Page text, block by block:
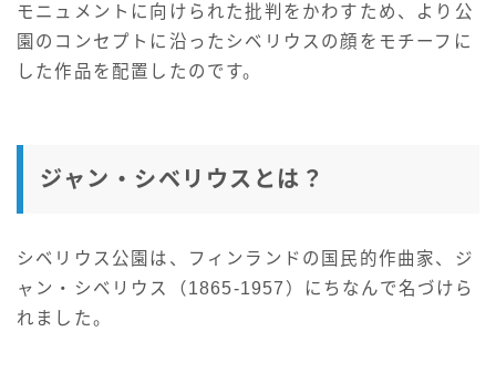
モニュメントに向けられた批判をかわすため、より公
園のコンセプトに沿ったシベリウスの顔をモチーフに
した作品を配置し たのです。
ジャン・シベリウスとは？
シベリウス公園は、フィンランドの国民的作曲家、ジ
ャン・シベリウス（1865-1957）にちなんで名づけら
れました。